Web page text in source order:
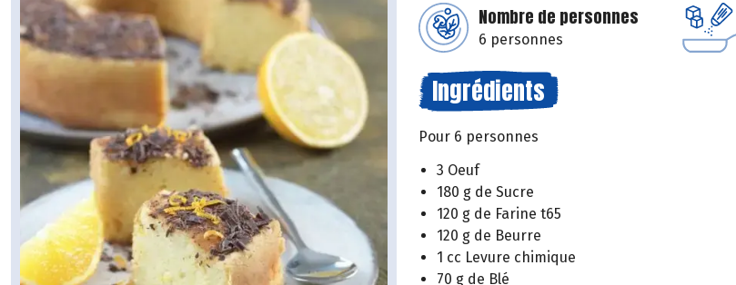
Nombre de personnes
6 personnes
Ingrédients
Pour 6 personnes
3 Oeuf
180 g de Sucre
120 g de Farine t65
120 g de Beurre
1 cc Levure chimique
70 g de Blé